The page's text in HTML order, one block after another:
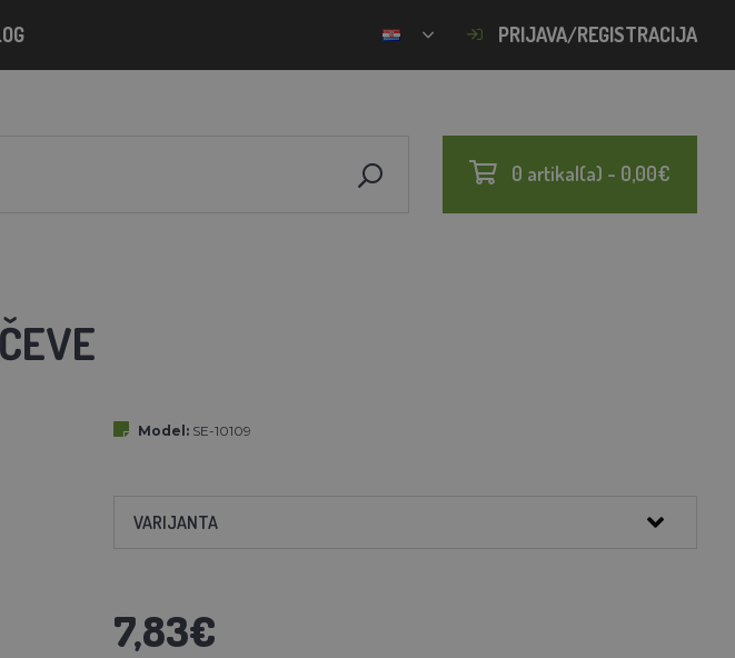
PRIJAVA/REGISTRACIJA
0 artikal(a) - 0,00€
Model: SE-10109
VARIJANTA
7,83€